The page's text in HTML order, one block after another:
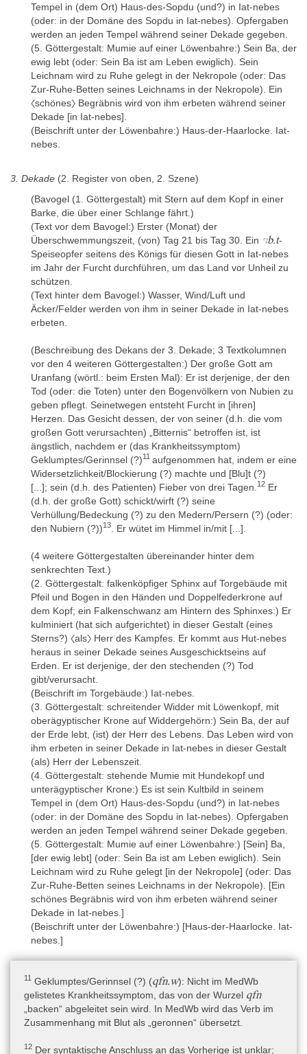
- F. Goddio, Un récit de la création ressurgit des profondeurs, in:
N. Guilhou (ed.), Liber amicorum – speculum siderum: Nūt
Astrophoros. Papers Presented to Alicia Maravelia(Archaeopress
Egyptology 17), Oxford 2016, 115-121.
- H. Hohneck, Ägyptische Naoi in der Fremde und ihre
Rückführung durch die Ptolemäer, in: GM 253, 2017, 77-81. [K]
- H. Hohneck, Naoi. Königliche Steindenkmäler in den Tempeln
Ägyptens. Vom Alten Reich bis zum Ende der pharaonischen Ära.
Band I: Auswertung. Band II: Katalogteil, Mainz 2020, Bd. 1, 176-
177; Bd. 2, 277-305 (Kat.-Nr. 85). (https://openscience.ub.uni-
- E. Hornung, R. Krauss und D.A. Warburton (Hrsg.), Ancient
Egyptian Chronology (HdO I.83), Leiden / Boston 2006.
- K. Jansen-Winkeln, Inschriften der Spätzeit. Teil V: Die 27.–30.
Dynastie und die Argeadenzeit. Band 1: Kambyses – Tachos,
Wiesbaden 2023, 191-197 (Nr. 75.31). [H]
- D. Kessler, Die Naoi und die Kulttopographie von Saft el-
Henneh, in: E. Bechtold, A. Gulyás und A. Hasznos (Hrsg.), From
Illahun to Djeme: Papers Presented in Honour of Ulrich Luft
(BARS 2311), Oxford 2011, 95-106. [K]
- D. Lehoux, Astronomy, Weather, and Calendars in the Ancient
Eastern Societies, Cambridge 2011, 119-120, 123-127, 204. [K]
- Chr. Leitz, Das dem Naos der Dekane zugrundeliegende
kalendarische System, in: D. Robinson und A. Wilson (Hrsg.),
Alexandria and the North-Western Delta. Joint conference
proceedings of „Alexandria: City and Harbour“ (Oxford 2004) and
“The Trade and Topograpy of Egpyt’s North-West Delta, 8
century BC to 8 th century AD” (Berlin 2006) (Oxford Centre for
Maritime Archaeology. Monograph 5), Oxford 2010, 183-189. [K]
- P. Pierret, Recueil d’inscriptions inédites du Musée égyptien du
Louvre. Deuxième Partie avec table et glossaire (Études
Égyptologiques 8), Paris 1878, 73. [H]
- J.F. Quack, The Naos of the Decades and its Place in Egyptian
Astrology, in: D. Robinson und A. Wilson (Hrsg.), Alexandria and
the North-Western Delta. Joint conference proceedings of
„Alexandria: City and Harbour“ (Oxford 2004) and “The Trade and
Topograpy of Egpyt’s North-West Delta, 8
century BC to 8
century AD” (Berlin 2006) (Oxford Centre for Maritime
Archaeology. Monograph 5), Oxford 2010, 175-181. [K]
- S. Schott, Die altägyptischen Dekane, in: W. Gundel, Dekane
und Dekansternbilder (Studien der Bibliothek Warburg 19),
Glückstadt und Hamburg 1936, 1-21 (hier: 14-16). [Ü, K]
- S. Symons, Contexts and elements of decanal star lists in
Ancient Egypt, in: D. Bawanypeck und A. Imhausen (eds.),
Traditions of Written Knowledge in Ancient Egypt and
Mesopotamia: Proceedings of Two Workshops Held at Goethe-
University, Frankfurt/Main in December 2011 and May 2012 (Alter
Orient und Altes Testament 403), Münster 2014, 91-122 (hier:
111-112). [K]
- E. Tiribilli, Una ricostruzione topografica del distretto templare di
Saft el-Henna tra filologia e archeologia, in: Egitto e Vicino Oriente
35, 2012, 125-142.
- Omar Toussoun, Les ruines sous-marines de la Baie d’Aboukir,
in: Bulletin de la Société Royale d’Archéologie d’Alexandrie 29,
1934, 342-354 und Taf. VIII-IX. [K]
- H. Virenque, Les quatre naos de Saft el-Henneh, in: Egypte,
Afrique & Orient 42, Juni 2006, 19-28. [K]
- J. Yoyotte, À propos du Naos des Décades, in: JNES 13, 1954,
79-82. [K]
- Abschriften des Berliner Wörterbuchs für Louvre D37: DZA
50.076.180-DZA 50.076.200. [H]
- Abklatsche von R. Lepsius im Archiv des Berliner Wörterbuchs
für Louvre D37: Inv. Nr. 745. [A]
Online-Ressourcen
Louvre:
https://collections.louvre.fr/en/ark:/53355/cl010010873
Tempel in (dem Ort) Haus-des-Sopdu (und?) in Iat-nebes
(oder: in der Domäne des Sopdu in Iat-nebes). Opfergaben
werden an jeden Tempel während seiner Dekade gegeben.
(5. Göttergestalt: Mumie auf einer Löwenbahre:) Sein Ba, der
ewig lebt (oder: Sein Ba ist am Leben ewiglich). Sein
Leichnam wird zu Ruhe gelegt in der Nekropole (oder: Das
Zur-Ruhe-Betten seines Leichnams in der Nekropole). Ein
〈schönes〉 Begräbnis wird von ihm erbeten während seiner
Dekade [in Iat-nebes].
(Beischrift unter der Löwenbahre:) Haus-der-Haarlocke. Iat-
nebes.
3. Dekade (2. Register von oben, 2. Szene)
(Bavogel (1. Göttergestalt) mit Stern auf dem Kopf in einer
Barke, die über einer Schlange fährt.)
(Text vor dem Bavogel:) Erster (Monat) der
Überschwemmungszeit, (von) Tag 21 bis Tag 30. Ein ꜥꜣb.t-
Speiseopfer seitens des Königs für diesen Gott in Iat-nebes
im Jahr der Furcht durchführen, um das Land vor Unheil zu
schützen.
(Text hinter dem Bavogel:) Wasser, Wind/Luft und
Äcker/Felder werden von ihm in seiner Dekade in Iat-nebes
erbeten.
(Beschreibung des Dekans der 3. Dekade; 3 Textkolumnen
vor den 4 weiteren Göttergestalten:) Der große Gott am
Uranfang (wörtl.: beim Ersten Mal): Er ist derjenige, der den
Tod (oder: die Toten) unter den Bogenvölkern von Nubien zu
geben pflegt. Seinetwegen entsteht Furcht in [ihren]
Herzen. Das Gesicht dessen, der von seiner (d.h. die vom
großen Gott verursachten) „Bitternis“ betroffen ist, ist
ängstlich, nachdem er (das Krankheitssymptom)
Geklumptes/Gerinnsel (?)11 aufgenommen hat, indem er eine
Widersetzlichkeit/Blockierung (?) machte und [Blu]t (?)
[...]; sein (d.h. des Patienten) Fieber von drei Tagen. 12 Er
(d.h. der große Gott) schickt/wirft (?) seine
Verhüllung/Bedeckung (?) zu den Medern/Persern (?) (oder:
den Nubiern (?))13 . Er wütet im Himmel in/mit [...].
(4 weitere Göttergestalten übereinander hinter dem
senkrechten Text.)
(2. Göttergestalt: falkenköpfiger Sphinx auf Torgebäude mit
Pfeil und Bogen in den Händen und Doppelfederkrone auf
dem Kopf; ein Falkenschwanz am Hintern des Sphinxes:) Er
kulminiert (hat sich aufgerichtet) in dieser Gestalt (eines
Sterns?) 〈als〉 Herr des Kampfes. Er kommt aus Hut-nebes
heraus in seiner Dekade seines Ausgeschicktseins auf
Erden. Er ist derjenige, der den stechenden (?) Tod
gibt/verursacht.
(Beischrift im Torgebäude:) Iat-nebes.
(3. Göttergestalt: schreitender Widder mit Löwenkopf, mit
oberägyptischer Krone auf Widdergehörn:) Sein Ba, der auf
der Erde lebt, (ist) der Herr des Lebens. Das Leben wird von
ihm erbeten in seiner Dekade in Iat-nebes in dieser Gestalt
(als) Herr der Lebenszeit.
(4. Göttergestalt: stehende Mumie mit Hundekopf und
unterägyptischer Krone:) Es ist sein Kultbild in seinem
Tempel in (dem Ort) Haus-des-Sopdu (und?) in Iat-nebes
(oder: in der Domäne des Sopdu in Iat-nebes). Opfergaben
werden an jeden Tempel während seiner Dekade gegeben.
(5. Göttergestalt: Mumie auf einer Löwenbahre:) [Sein] Ba,
[der ewig lebt] (oder: Sein Ba ist am Leben ewiglich). Sein
Leichnam wird zu Ruhe gelegt [in der Nekropole] (oder: Das
Zur-Ruhe-Betten seines Leichnams in der Nekropole). [Ein
schönes Begräbnis wird von ihm erbeten während seiner
Dekade in Iat-nebes.]
(Beischrift unter der Löwenbahre:) [Haus-der-Haarlocke. Iat-
nebes.]
11 Geklumptes/Gerinnsel (?) (qfn.w): Nicht im MedWb
gelistetes Krankheitssymptom, das von der Wurzel qfn
„backen“ abgeleitet sein wird. In MedWb wird das Verb im
Zusammenhang mit Blut als „geronnen“ übersetzt.
12 Der syntaktische Anschluss an das Vorherige ist unklar;